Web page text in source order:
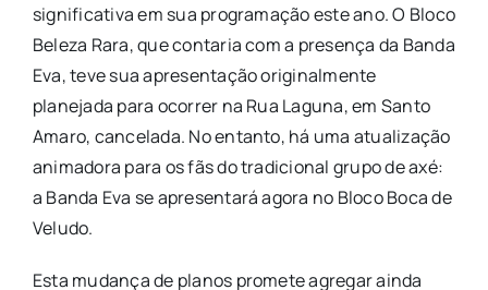
significativa em sua programação este ano. O Bloco
Beleza Rara, que contaria com a presença da Banda
Eva, teve sua apresentação originalmente
planejada para ocorrer na Rua Laguna, em Santo
Amaro, cancelada. No entanto, há uma atualização
animadora para os fãs do tradicional grupo de axé:
a Banda Eva se apresentará agora no Bloco Boca de
Veludo.
Esta mudança de planos promete agregar ainda